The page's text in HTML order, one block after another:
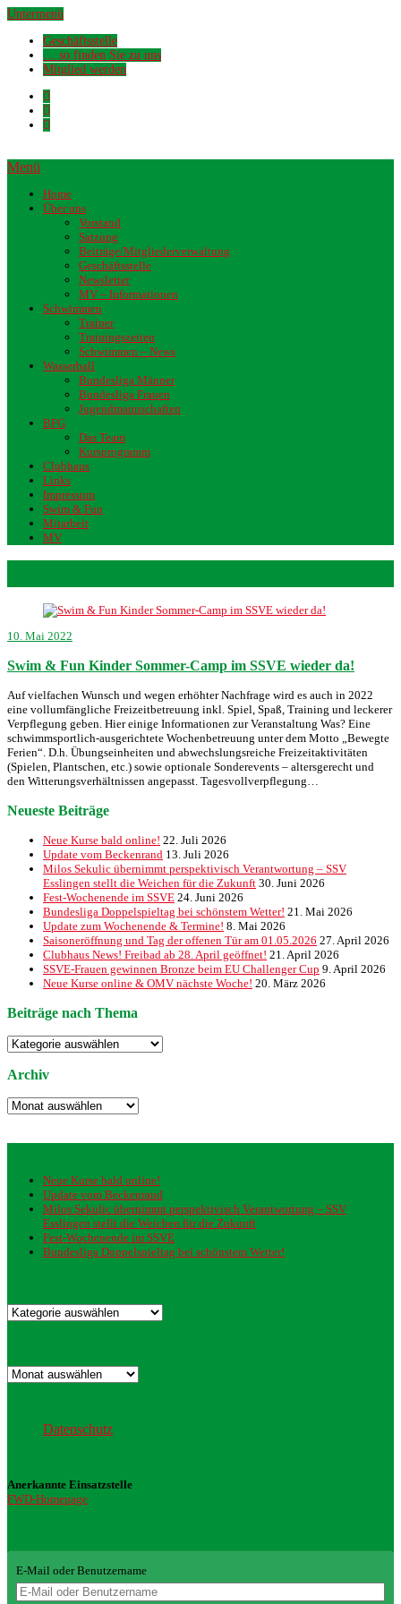
Untermenü
Geschäftsstelle
… so finden Sie zu uns
Mitglied werden
Menü
Home
Über uns
Vorstand
Satzung
Beiträge/Mitgliederverwaltung
Geschäftsstelle
Newsletter
MV – Informationen
Schwimmen
Trainer
Trainingszeiten
Schwimmen – News
Wasserball
Bundesliga Männer
Bundesliga Frauen
Jugendmannschaften
BFG
Das Team
Kursprogramm
Clubhaus
Links
Impressum
Swim & Fun
Mitarbeit
MV
10. Mai 2022
Swim & Fun Kinder Sommer-Camp im SSVE wieder da!
Auf vielfachen Wunsch und wegen erhöhter Nachfrage wird es auch in 2022
eine vollumfängliche Freizeitbetreuung inkl. Spiel, Spaß, Training und leckerer
Verpflegung geben. Hier einige Informationen zur Veranstaltung Was? Eine
schwimmsportlich-ausgerichtete Wochenbetreuung unter dem Motto „Bewegte
Ferien“. D.h. Übungseinheiten und abwechslungsreiche Freizeitaktivitäten
(Spielen, Plantschen, etc.) sowie optionale Sonderevents – altersgerecht und
den Witterungsverhältnissen angepasst. Tagesvollverpflegung…
Neueste Beiträge
Neue Kurse bald online! 22. Juli 2026
Update vom Beckenrand 13. Juli 2026
Milos Sekulic übernimmt perspektivisch Verantwortung – SSV
Esslingen stellt die Weichen für die Zukunft 30. Juni 2026
Fest-Wochenende im SSVE 24. Juni 2026
Bundesliga Doppelspieltag bei schönstem Wetter! 21. Mai 2026
Update zum Wochenende & Termine! 8. Mai 2026
Saisoneröffnung und Tag der offenen Tür am 01.05.2026 27. April 2026
Clubhaus News! Freibad ab 28. April geöffnet! 21. April 2026
SSVE-Frauen gewinnen Bronze beim EU Challenger Cup 9. April 2026
Neue Kurse online & OMV nächste Woche! 20. März 2026
Beiträge nach Thema
Beiträge
nach
Thema
Archiv
Archiv
Neue Kurse bald online!
Update vom Beckenrand
Milos Sekulic übernimmt perspektivisch Verantwortung – SSV
Esslingen stellt die Weichen für die Zukunft
Fest-Wochenende im SSVE
Bundesliga Doppelspieltag bei schönstem Wetter!
Kategorien
Archiv
Datenschutz
Anerkannte Einsatzstelle
FWD-Homepage
E-Mail oder Benutzername